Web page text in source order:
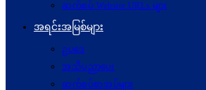
ဆက်စပ် Website URLs များ
အရင်းအမြစ်များ
ဥပဒေ
အသိပညာပေး
ဆက်စပ်စာအုပ်များ